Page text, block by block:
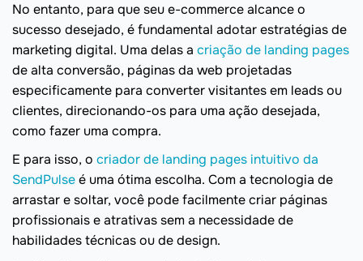
No entanto, para que seu e-commerce alcance o
sucesso desejado, é fundamental adotar estratégias de
marketing digital. Uma delas a criação de landing pages
de alta conversão, páginas da web projetadas
especificamente para converter visitantes em leads ou
clientes, direcionando-os para uma ação desejada,
como fazer uma compra.
E para isso, o criador de landing pages intuitivo da
SendPulseé uma ótima escolha. Com a tecnologia de
arrastar e soltar, você pode facilmente criar páginas
profissionais e atrativas sem a necessidade de
habilidades técnicas ou de design.